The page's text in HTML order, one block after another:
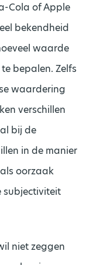
Cola of Apple
bekendheid
waarde
bepalen. Zelfs
waardering
verschillen
bij de
in de manier
oorzaak
subjectiviteit
niet zeggen